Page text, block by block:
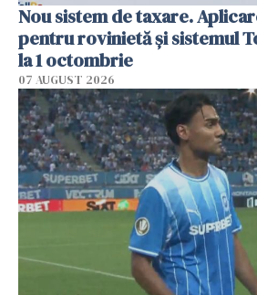
Nou sistem de taxare.
pentru rovinietă şi sistemul
la 1 octombrie
07 AUGUST 2026